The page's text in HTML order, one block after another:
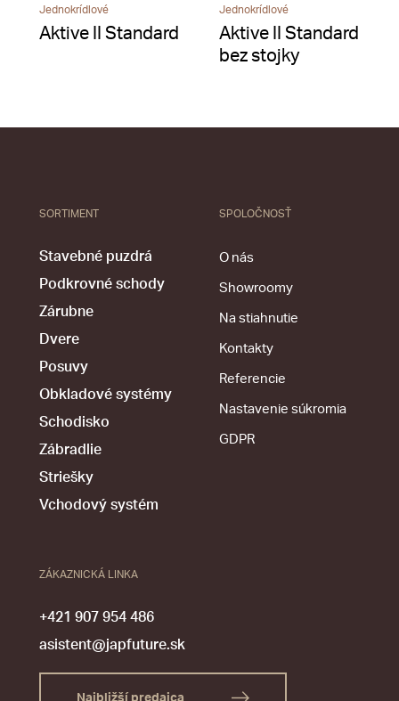
Jednokrídlové
Aktive II Standard
Jednokrídlové
Aktive II Standard
bez stojky
SORTIMENT
Stavebné puzdrá
Podkrovné schody
Zárubne
Dvere
Posuvy
Obkladové systémy
Schodisko
Zábradlie
Striešky
Vchodový systém
SPOLOČNOSŤ
O nás
Showroomy
Na stiahnutie
Kontakty
Referencie
Nastavenie súkromia
GDPR
ZÁKAZNICKÁ LINKA
+421 907 954 486
asistent@japfuture.sk
Najbližší predajca